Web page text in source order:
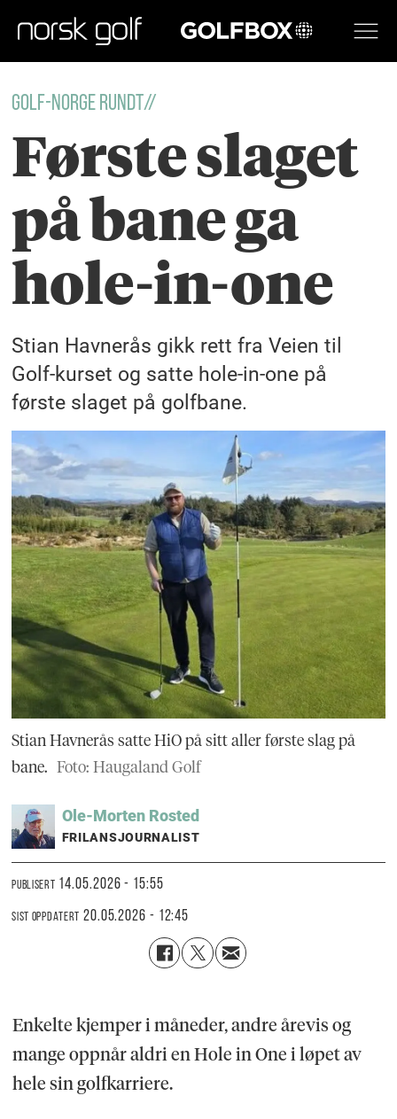
GOLFBOX
golf-Norge rundt//
Første slaget
på bane ga
hole-in-one
Stian Havnerås gikk rett fra Veien til
Golf-kurset og satte hole-in-one på
første slaget på golfbane.
Stian Havnerås satte HiO på sitt aller første slag på
bane. Foto: Haugaland Golf
Ole-Morten Rosted
FRILANSJOURNALIST
PUBLISERT 14.05.2026 - 15:55
SIST OPPDATERT 20.05.2026 - 12:45
Enkelte kjemper i måneder, andre årevis og
mange oppnår aldri en Hole in One i løpet av
hele sin golfkarriere.